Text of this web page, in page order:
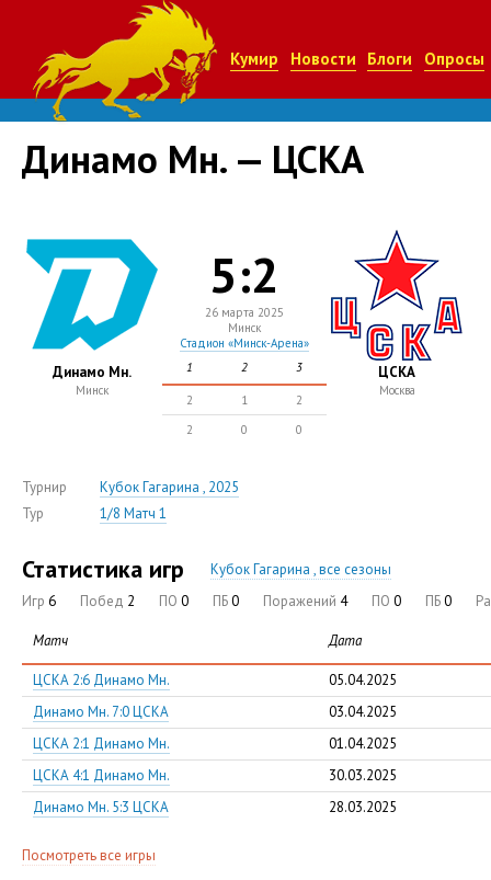
Кумир Новости Блоги Опросы
Динамо Мн. — ЦСКА
Динамо Мн.
Минск
5:2
26 марта 2025
Минск
Стадион «Минск-Арена»
1
2 3
2 1
2
2
0 0
ЦСКА
Москва
Турнир
Кубок Гагарина , 2025
Тур
1/8 Матч 1
Статистика игр
Кубок Гагарина , все сезоны
Игр 6 Побед 2 ПО 0 ПБ0 Поражений 4 ПО 0 ПБ0
Матч Дата
ЦСКА 2:6 Динамо Мн.
05.04.2025
Динамо Мн. 7:0 ЦСКА
03.04.2025
ЦСКА 2:1 Динамо Мн.
01.04.2025
ЦСКА 4:1 Динамо Мн.
30.03.2025
Динамо Мн. 5:3 ЦСКА
28.03.2025
Посмотреть все игры